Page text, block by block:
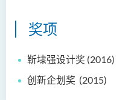
奖项
靳埭强设计奖 (2016)
创新企划奖 (2015)